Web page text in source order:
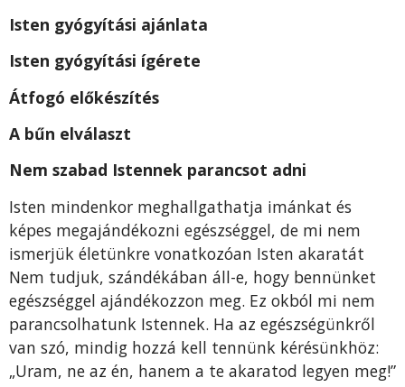
Isten gyógyítási ajánlata
Isten gyógyítási ígérete
Átfogó előkészítés
A bűn elválaszt
Nem szabad Istennek pa­rancsot adni
Isten mindenkor meghallgathatja imánkat és
képes megajándékozni egészséggel, de mi nem
ismerjük éle­tünkre vonatkozóan Isten akaratát
Nem tudjuk, szándékában áll-e, hogy bennünket
egészséggel ajándékozzon meg. Ez okból mi nem
parancsolhatunk Istennek. Ha az egészségünkről
van szó, mindig hozzá kell tennünk kéré­sünkhöz:
„Uram, ne az én, hanem a te akaratod legyen meg!”